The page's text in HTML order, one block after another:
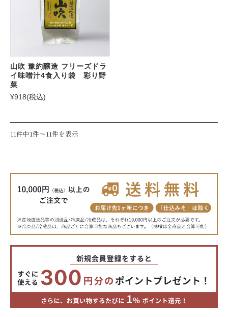
山吹 豫約醸造 フリーズドラ
イ味噌汁4食入り袋 彩り野
菜
¥918(税込)
11件中1件〜11件を表示